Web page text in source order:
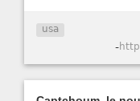
usa
-